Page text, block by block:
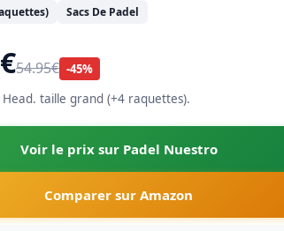
Sacs De Padel
54.95€ -45%
Head. taille grand (+4 raquettes).
Voir le prix sur Padel Nuestro
Comparer sur Amazon